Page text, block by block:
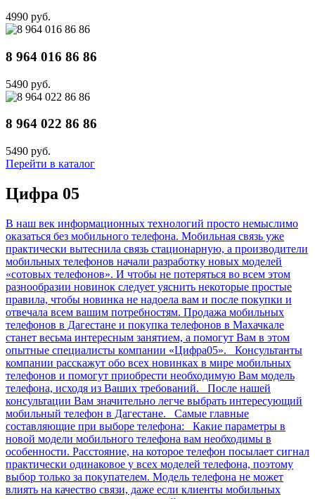
4990 руб.
8 964 016 86 86
5490 руб.
8 964 022 86 86
5490 руб.
Перейти в каталог
Цифра 05
В наш век информационных технологий просто немыслимо
оказаться без мобильного телефона. Мобильная связь уже
практически вытеснила связь стационарную, а производители
мобильных телефонов начали разработку новых моделей
«сотовых телефонов». И чтобы не потеряться во всем этом
разнообразии новинок следует уяснить некоторые простые
правила, чтобы новинка не надоела вам и после покупки и
отвечала всем вашим потребностям. Продажа мобильных
телефонов в Дагестане и покупка телефонов в Махачкале
станет весьма интересным занятием, а помогут Вам в этом
опытные специалисты компании «Цифра05». Консультанты
компании расскажут обо всех новинках в мире мобильных
телефонов и помогут приобрести необходимую Вам модель
телефона, исходя из Ваших требований. После нашей
консультации Вам значительно легче выбрать интересующий
мобильный телефон в Дагестане. Самые главные
составляющие при выборе телефона: Какие параметры в
новой модели мобильного телефона вам необходимы в
особенности. Расстояние, на которое телефон посылает сигнал
практически одинаковое у всех моделей телефона, поэтому
выбор только за покупателем. Модель телефона не может
влиять на качество связи, даже если клиенты мобильных